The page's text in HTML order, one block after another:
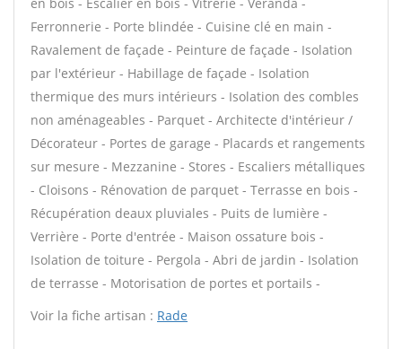
Ferronnerie - Porte blindée - Cuisine clé en main -
Ravalement de façade - Peinture de façade - Isolation
par l'extérieur - Habillage de façade - Isolation
thermique des murs intérieurs - Isolation des combles
non aménageables - Parquet - Architecte d'intérieur /
Décorateur - Portes de garage - Placards et rangements
sur mesure - Mezzanine - Stores - Escaliers métalliques
- Cloisons - Rénovation de parquet - Terrasse en bois -
Récupération deaux pluviales - Puits de lumière -
Verrière - Porte d'entrée - Maison ossature bois -
Isolation de toiture - Pergola - Abri de jardin - Isolation
de terrasse - Motorisation de portes et portails -
Voir la fiche artisan : Rade